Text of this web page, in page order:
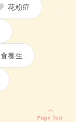
花粉症
食養生
Page Top